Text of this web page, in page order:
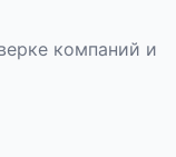
компаний и